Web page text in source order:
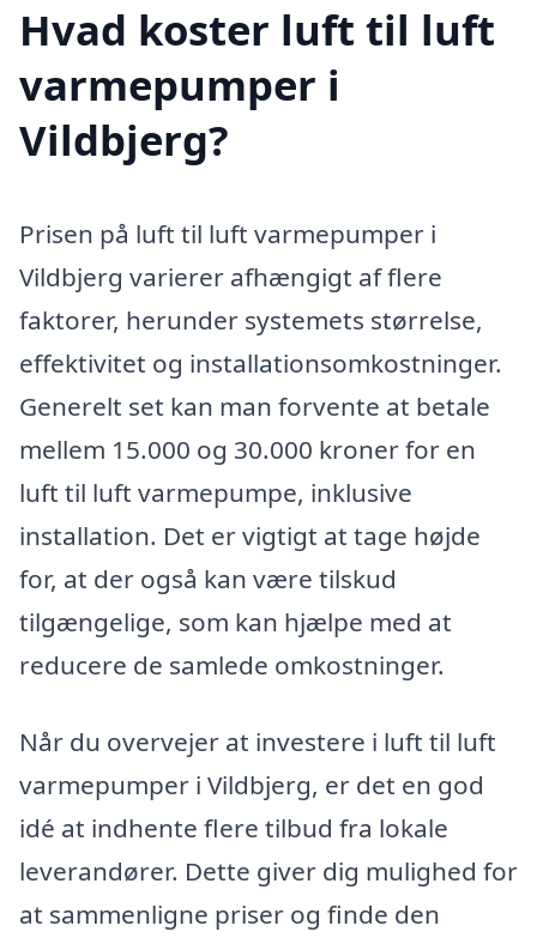
Hvad koster luft til luft
varmepumper i
Vildbjerg?
Prisen på luft til luft varmepumper i
Vildbjerg varierer afhængigt af flere
faktorer, herunder systemets størrelse,
effektivitet og installationsomkostninger.
Generelt set kan man forvente at betale
mellem 15.000 og 30.000 kroner for en
luft til luft varmepumpe, inklusive
installation. Det er vigtigt at tage højde
for, at der også kan være tilskud
tilgængelige, som kan hjælpe med at
reducere de samlede omkostninger.
Når du overvejer at investere i luft til luft
varmepumper i Vildbjerg, er det en god
idé at indhente flere tilbud fra lokale
leverandører. Dette giver dig mulighed for
at sammenligne priser og finde den